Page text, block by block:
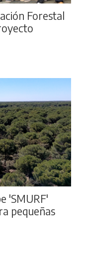
Forestal
'SMURF'
pequeñas